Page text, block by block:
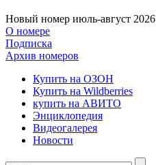
Новый номер июль-август 2026
О номере
Подписка
Архив номеров
Купить на ОЗОН
Купить на Wildberries
купить на АВИТО
Энциклопедия
Видеогалерея
Новости